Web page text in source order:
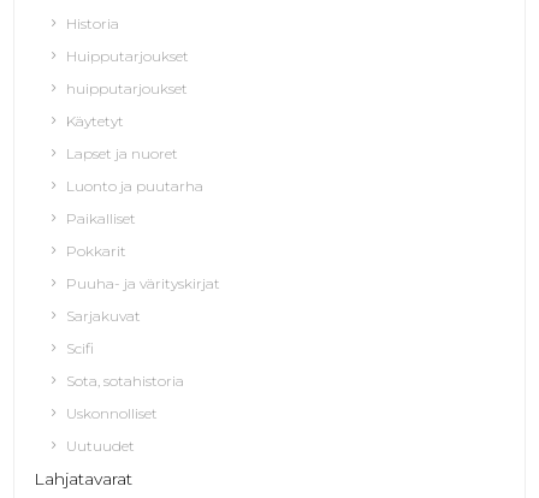
Historia
Huipputarjoukset
huipputarjoukset
Käytetyt
Lapset ja nuoret
Luonto ja puutarha
Paikalliset
Pokkarit
Puuha- ja värityskirjat
Sarjakuvat
Scifi
Sota, sotahistoria
Uskonnolliset
Uutuudet
Lahjatavarat